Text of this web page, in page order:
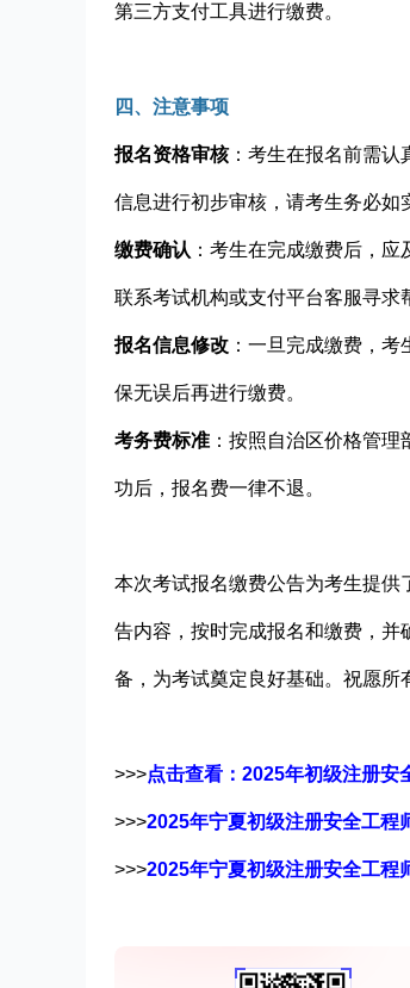
第三方支付工具进行缴费。
四、注意事项
报名资格审核：考生在报名前需认
信息进行初步审核，请考生务必如
缴费确认 ：考生在完成缴费后，
联系考试机构或支付平台客服寻求
报名信息修改 ：一旦完成缴费，
保无误后再进行缴费。
考务费标准 ：按照自治区价格管
功后，报名费一律不退。
本次考试报名缴费公告为考生提
告内容，按时完成报名和缴费，
备，为考试奠定良好基础。祝愿所
>>>点击查看：2025年初级注册安
>>>2025年宁夏初级注册安全工程
>>>2025年宁夏初级注册安全工程